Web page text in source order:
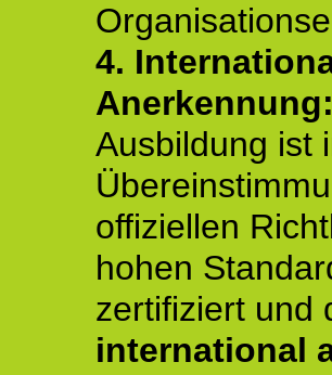
4.
Anerkennung:
Ausbildung ist
offiziellen
hohen
zertifiziert und
international